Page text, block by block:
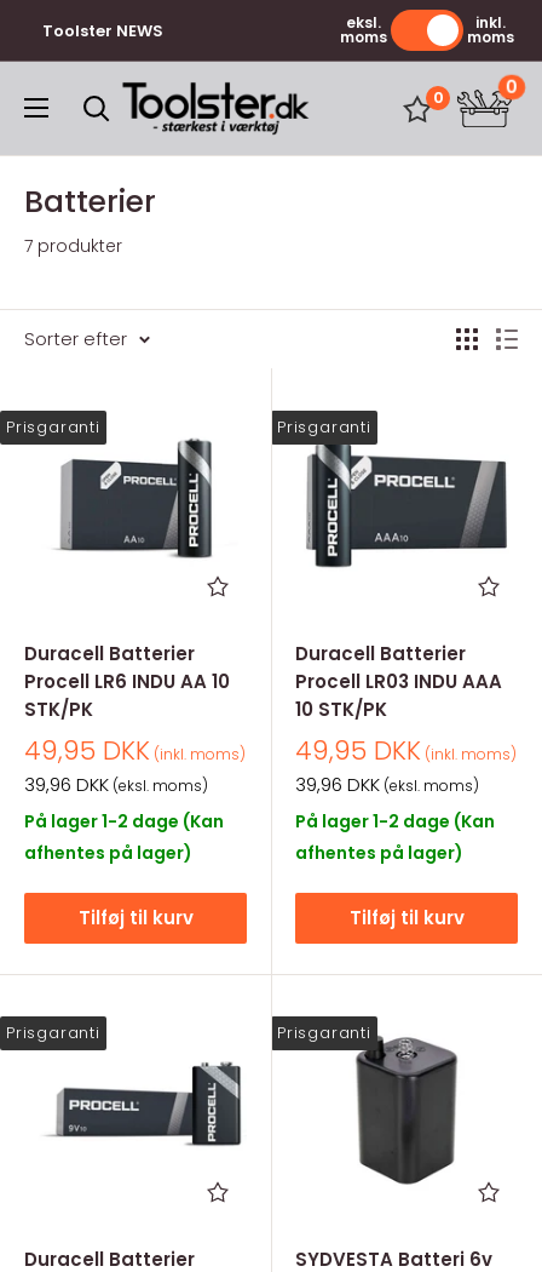
Toolster NEWS eksl.
moms
inkl.
moms
Toolster.dk 0 0
Batterier
7 produkter
Sorter efter
Prisgaranti
Duracell Batterier
Procell LR6 INDU AA 10
STK/PK
Salgspris
49,95 DKK (inkl. moms)
Salgspris
39,96 DKK (eksl. moms)
På lager 1-2 dage (Kan
afhentes på lager)
Tilføj til kurv
Prisgaranti
Duracell Batterier
Procell LR03 INDU AAA
10 STK/PK
Salgspris
49,95 DKK (inkl. moms)
Salgspris
39,96 DKK (eksl. moms)
På lager 1-2 dage (Kan
afhentes på lager)
Tilføj til kurv
Prisgaranti
Duracell Batterier
Prisgaranti
SYDVESTA Batteri 6v